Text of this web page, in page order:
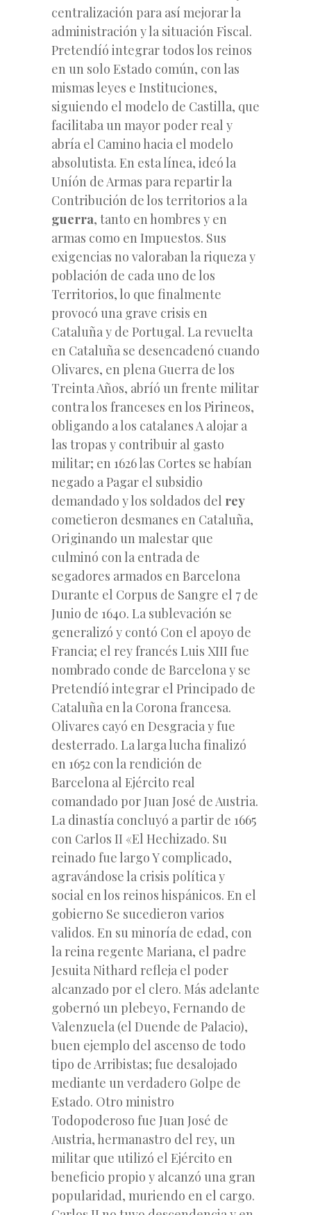
centralización para así mejorar la
administración y la situación Fiscal.
Pretendíó integrar todos los reinos
en un solo Estado común, con las
mismas leyes e Instituciones,
siguiendo el modelo de Castilla, que
facilitaba un mayor poder real y
abría el Camino hacia el modelo
absolutista. En esta línea, ideó la
Uníón de Armas para repartir la
Contribución de los territorios a la
guerra, tanto en hombres y en
armas como en Impuestos. Sus
exigencias no valoraban la riqueza y
población de cada uno de los
Territorios, lo que finalmente
provocó una grave crisis en
Cataluña y de Portugal. La revuelta
en Cataluña se desencadenó cuando
Olivares, en plena Guerra de los
Treinta Años, abríó un frente militar
contra los franceses en los Pirineos,
obligando a los catalanes A alojar a
las tropas y contribuir al gasto
militar; en 1626 las Cortes se habían
negado a Pagar el subsidio
demandado y los soldados del rey
cometieron desmanes en Cataluña,
Originando un malestar que
culminó con la entrada de
segadores armados en Barcelona
Durante el Corpus de Sangre el 7 de
Junio de 1640. La sublevación se
generalizó y contó Con el apoyo de
Francia; el rey francés Luis XIII fue
nombrado conde de Barcelona y se
Pretendíó integrar el Principado de
Cataluña en la Corona francesa.
Olivares cayó en Desgracia y fue
desterrado. La larga lucha finalizó
en 1652 con la rendición de
Barcelona al Ejército real
comandado por Juan José de Austria.
La dinastía concluyó a partir de 1665
con Carlos II «El Hechizado. Su
reinado fue largo Y complicado,
agravándose la crisis política y
social en los reinos hispánicos. En el
gobierno Se sucedieron varios
validos. En su minoría de edad, con
la reina regente Mariana, el padre
Jesuita Nithard refleja el poder
alcanzado por el clero. Más adelante
gobernó un plebeyo, Fernando de
Valenzuela (el Duende de Palacio),
buen ejemplo del ascenso de todo
tipo de Arribistas; fue desalojado
mediante un verdadero Golpe de
Estado. Otro ministro
Todopoderoso fue Juan José de
Austria, hermanastro del rey, un
militar que utilizó el Ejército en
beneficio propio y alcanzó una gran
popularidad, muriendo en el cargo.